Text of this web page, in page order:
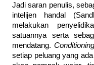
Jadi saran penulis,
intelijen handal
melakukan
satuannya serta
mendatang.Conditioning
setiap peluang yang